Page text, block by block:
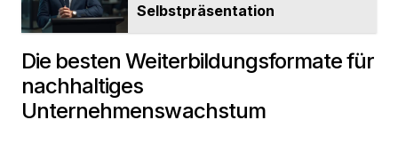
Selbstpräsentation
Die besten Weiterbildungsformate für
nachhaltiges
Unternehmenswachstum